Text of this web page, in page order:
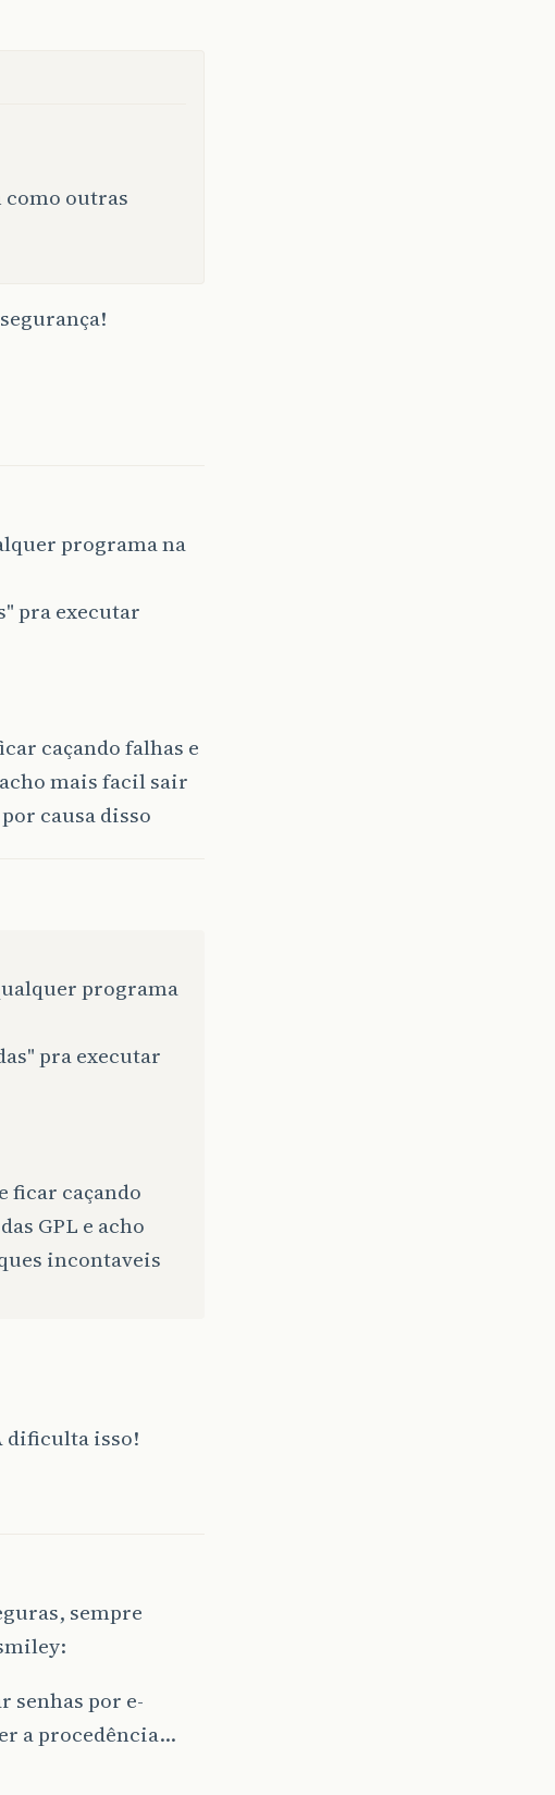
como outras
programa na
pra executar
caçando falhas e
mais facil sair
causa disso
programa
pra executar
ficar caçando
GPL e acho
incontaveis
dificulta isso!
sempre
senhas por e-
a procedência…